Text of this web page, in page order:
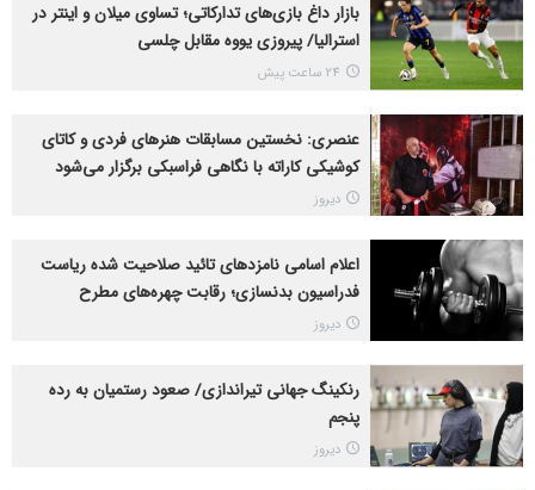
بازار داغ بازی‌های تدارکاتی؛ تساوی میلان و اینتر در
استرالیا/ پیروزی یووه مقابل چلسی
24 ساعت پیش
عنصری: نخستین مسابقات هنرهای فردی و کاتای
کوشیکی کاراته با نگاهی فراسبکی برگزار می‌شود
دیروز
اعلام اسامی نامزدهای تائید صلاحیت شده ریاست
فدراسیون بدنسازی؛ رقابت چهره‌های مطرح
دیروز
رنکینگ جهانی تیراندازی/ صعود رستمیان به رده
پنجم
دیروز